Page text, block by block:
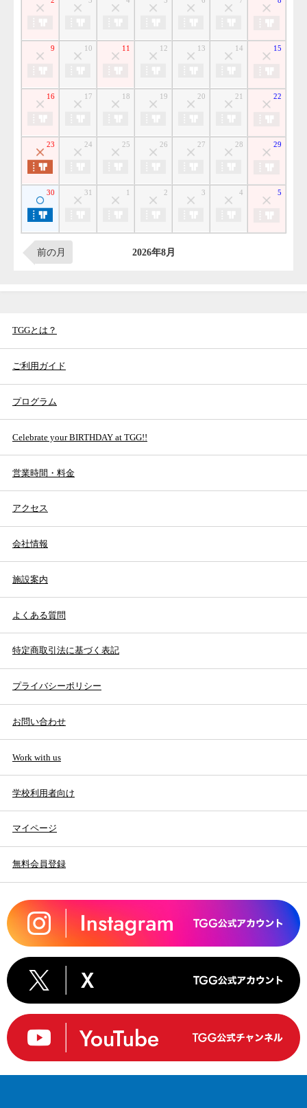
TGGとは？
ご利用ガイド
プログラム
Celebrate your BIRTHDAY at TGG!!
営業時間・料金
アクセス
会社情報
施設案内
よくある質問
特定商取引法に基づく表記
プライバシーポリシー
お問い合わせ
Work with us
学校利用者向け
マイページ
無料会員登録